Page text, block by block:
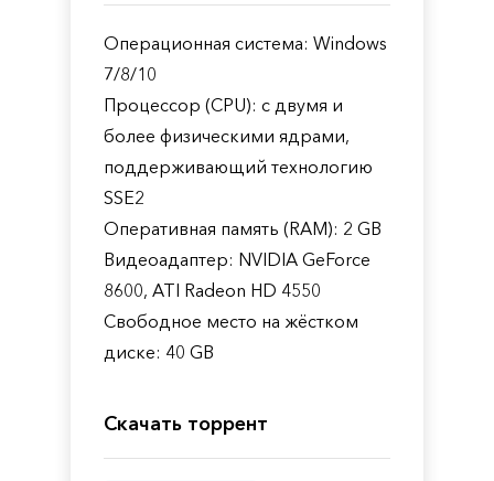
Операционная система: Windows
7/8/10
Процессор (CPU): c двумя и
более физическими ядрами,
поддерживающий технологию
SSE2
Оперативная память (RAM): 2 GB
Видеоадаптер: NVIDIA GeForce
8600, ATI Radeon HD 4550
Свободное место на жёстком
диске: 40 GB
Скачать торрент